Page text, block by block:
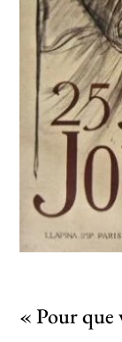
« Pour que